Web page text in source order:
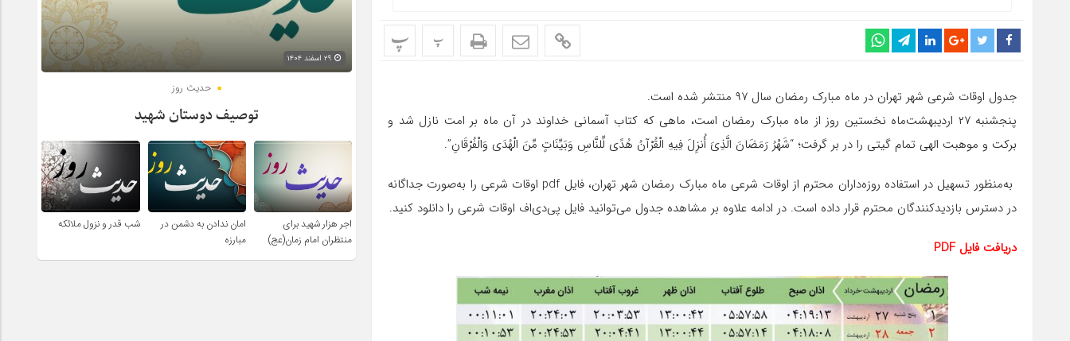
پ پ
جدول اوقات شرعی شهر تهران در ماه مبارک رمضان سال ۹۷ منتشر شده است.
پنجشنبه ۲۷ اردیبهشت‌ماه نخستین روز از ماه مبارک رمضان است، ماهی که کتاب آسمانی خداوند در آن ماه بر امت نازل شد و
برکت و موهبت الهی تمام گیتی را در بر گرفت؛ “شَهْرُ رَمَضَانَ الَّذِیَ أُنزِلَ فِیهِ الْقُرْآنُ هُدًى لِّلنَّاسِ وَبَیِّنَاتٍ مِّنَ الْهُدَى وَالْفُرْقَانِ”.
به‌منظور تسهیل در استفاده روزه‌داران محترم از اوقات شرعی ماه مبارک رمضان شهر تهران، فایل pdf اوقات شرعی را به‌صورت جداگانه
در دسترس بازدیدکنندگان محترم قرار داده است. در ادامه علاوه بر مشاهده جدول می‌توانید فایل‌ پی‌دی‌اف اوقات شرعی را دانلود کنید.
دریافت فایل PDF
حدیث روز
توصیف دوستان شهید
اجر هزار شهید برای
منتظران امام زمان(عج)
امان ندادن به دشمن در
مبارزه
شب قدر و نزول ملائکه